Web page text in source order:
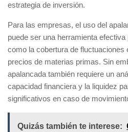
estrategia de inversión.
Para las empresas, el uso del
puede ser una herramienta
como la cobertura de fluctuaciones
precios de materias primas. Sin
apalancada también requiere un
capacidad financiera y la liquidez
significativos en caso de
Quizás también te interese: